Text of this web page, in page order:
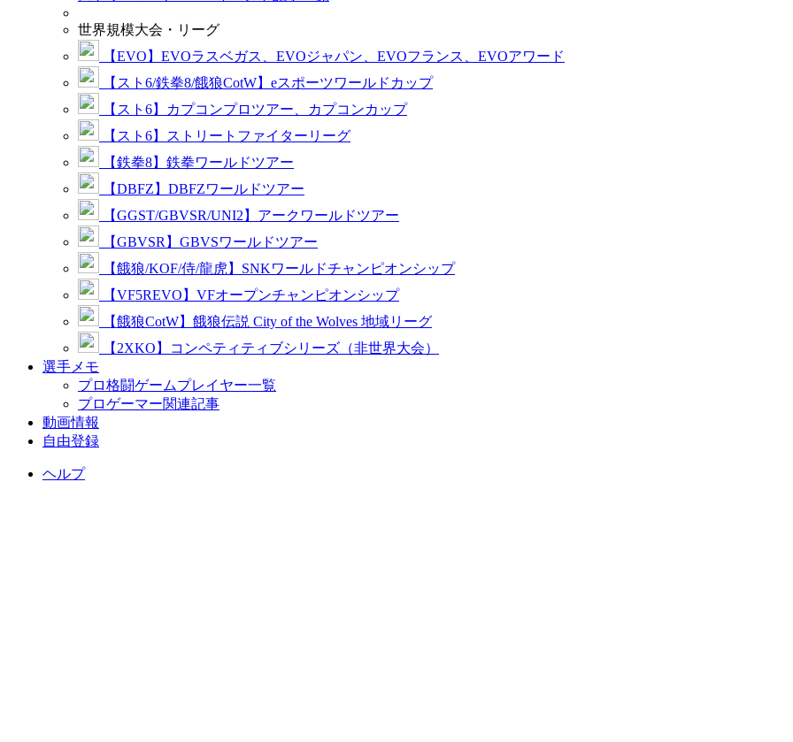
世界規模大会・リーグ
【EVO】EVOラスベガス、EVOジャパン、EVOフランス、EVOアワード
【スト6/鉄拳8/餓狼CotW】eスポーツワールドカップ
【スト6】カプコンプロツアー、カプコンカップ
【スト6】ストリートファイターリーグ
【鉄拳8】鉄拳ワールドツアー
【DBFZ】DBFZワールドツアー
【GGST/GBVSR/UNI2】アークワールドツアー
【GBVSR】GBVSワールドツアー
【餓狼/KOF/侍/龍虎】SNKワールドチャンピオンシップ
【VF5REVO】VFオープンチャンピオンシップ
【餓狼CotW】餓狼伝説 City of the Wolves 地域リーグ
【2XKO】コンペティティブシリーズ（非世界大会）
選手メモ
プロ格闘ゲームプレイヤー一覧
プロゲーマー関連記事
動画情報
自由登録
ヘルプ